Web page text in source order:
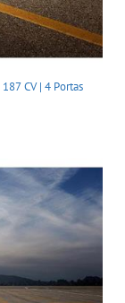
CV | 4 Portas